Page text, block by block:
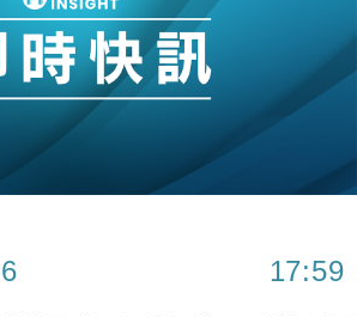
萬元
失守6.5萬點後回穩 全周仍升近2%
10月換帥 玩具「反」斗城亞洲CEO蔡德
反覆波動收跌 連挫7周創逾3年最長跌勢
季三度入市撐日圓 4月單日斥6.28萬億
17:59